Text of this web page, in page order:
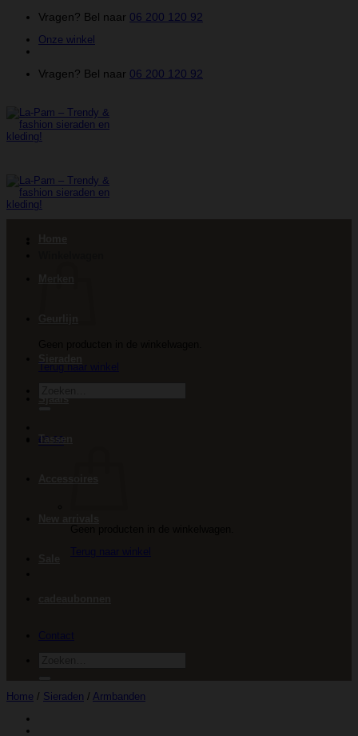
inhoud
Vragen? Bel naar 06 200 120 92
Onze winkel
Vragen? Bel naar 06 200 120 92
Terug naar winkel
€0.00
Tassen
Home / Sieraden / Armbanden